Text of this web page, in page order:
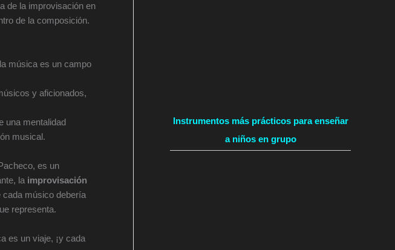
de la improvisación en
de la composición.
música es un campo
y aficionados,
una mentalidad
musical.
es un
la improvisación
cada músico debería
representa.
es un viaje, ¡y cada
Instrumentos más prácticos para enseñar
a niños en grupo